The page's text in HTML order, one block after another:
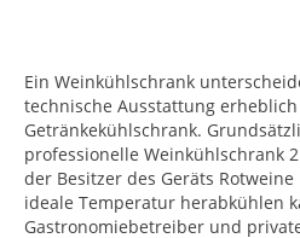
Ein Weinkühlschrank
technische Ausstattung
Getränkekühlschrank.
professionelle Weinkühlschrank
der Besitzer des Geräts
ideale Temperatur herabkühlen
Gastronomiebetreiber und